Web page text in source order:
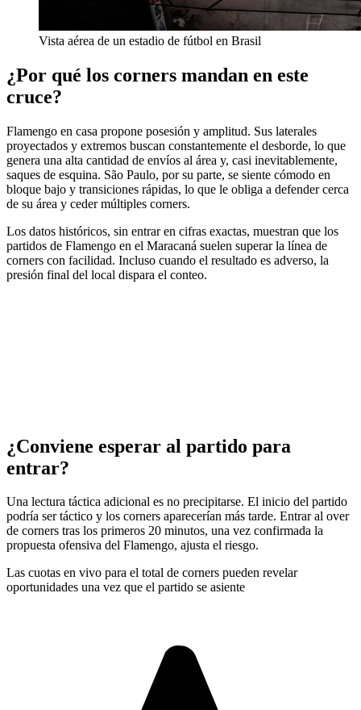
Vista aérea de un estadio de fútbol en Brasil
¿Por qué los corners mandan en este
cruce?
Flamengo en casa propone posesión y amplitud. Sus laterales
proyectados y extremos buscan constantemente el desborde, lo que
genera una alta cantidad de envíos al área y, casi inevitablemente,
saques de esquina. São Paulo, por su parte, se siente cómodo en
bloque bajo y transiciones rápidas, lo que le obliga a defender cerca
de su área y ceder múltiples corners.
Los datos históricos, sin entrar en cifras exactas, muestran que los
partidos de Flamengo en el Maracaná suelen superar la línea de
corners con facilidad. Incluso cuando el resultado es adverso, la
presión final del local dispara el conteo.
¿Conviene esperar al partido para
entrar?
Una lectura táctica adicional es no precipitarse. El inicio del partido
podría ser táctico y los corners aparecerían más tarde. Entrar al over
de corners tras los primeros 20 minutos, una vez confirmada la
propuesta ofensiva del Flamengo, ajusta el riesgo.
Las cuotas en vivo para el total de corners pueden revelar
oportunidades una vez que el partido se asiente